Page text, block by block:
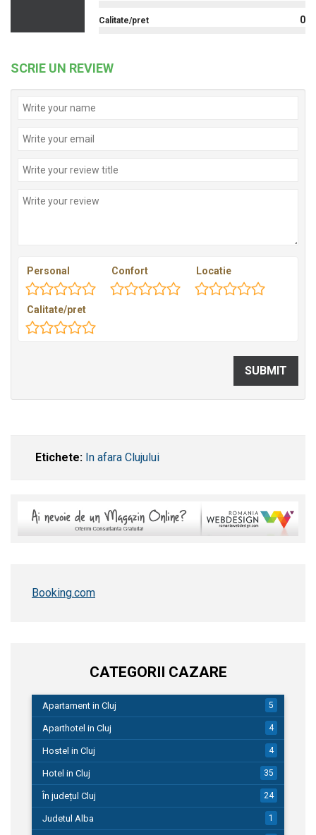
Calitate/pret 0
SCRIE UN REVIEW
Personal Confort Locatie
Calitate/pret
Etichete: In afara Clujului
Booking.com
CATEGORII CAZARE
Apartament in Cluj 5
Aparthotel in Cluj 4
Hostel in Cluj 4
Hotel in Cluj 35
În județul Cluj 24
Judetul Alba 1